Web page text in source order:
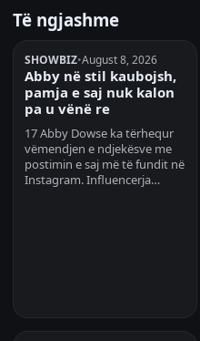
Të ngjashme
SHOWBIZ•August 8, 2026
Abby në stil kaubojsh,
pamja e saj nuk kalon
pa u vënë re
17 Abby Dowse ka tërhequr
vëmendjen e ndjekësve me
postimin e saj më të fundit në
Instagram. Influencerja…